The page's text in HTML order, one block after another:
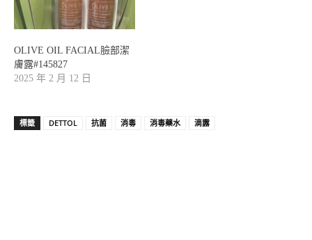
OLIVE OIL FACIAL臉部潔
膚露#145827
2025 年 2 月 12 日
標籤 DETTOL 抗菌 消毒 消毒藥水 滴露